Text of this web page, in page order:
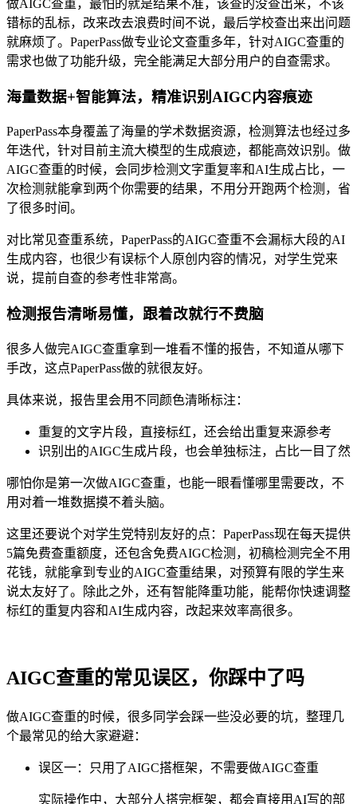
做AIGC查重，最怕的就是结果不准，该查的没查出来，不该
错标的乱标，改来改去浪费时间不说，最后学校查出来出问题
就麻烦了。PaperPass做专业论文查重多年，针对AIGC查重的
需求也做了功能升级，完全能满足大部分用户的自查需求。
海量数据+智能算法，精准识别AIGC内容痕迹
PaperPass本身覆盖了海量的学术数据资源，检测算法也经过多
年迭代，针对目前主流大模型的生成痕迹，都能高效识别。做
AIGC查重的时候，会同步检测文字重复率和AI生成占比，一
次检测就能拿到两个你需要的结果，不用分开跑两个检测，省
了很多时间。
对比常见查重系统，PaperPass的AIGC查重不会漏标大段的AI
生成内容，也很少有误标个人原创内容的情况，对学生党来
说，提前自查的参考性非常高。
检测报告清晰易懂，跟着改就行不费脑
很多人做完AIGC查重拿到一堆看不懂的报告，不知道从哪下
手改，这点PaperPass做的就很友好。
具体来说，报告里会用不同颜色清晰标注：
重复的文字片段，直接标红，还会给出重复来源参考
识别出的AIGC生成片段，也会单独标注，占比一目了然
哪怕你是第一次做AIGC查重，也能一眼看懂哪里需要改，不
用对着一堆数据摸不着头脑。
这里还要说个对学生党特别友好的点：PaperPass现在每天提供
5篇免费查重额度，还包含免费AIGC检测，初稿检测完全不用
花钱，就能拿到专业的AIGC查重结果，对预算有限的学生来
说太友好了。除此之外，还有智能降重功能，能帮你快速调整
标红的重复内容和AI生成内容，改起来效率高很多。
AIGC查重的常见误区，你踩中了吗
做AIGC查重的时候，很多同学会踩一些没必要的坑，整理几
个最常见的给大家避避：
误区一：只用了AIGC搭框架，不需要做AIGC查重
实际操作中，大部分人搭完框架，都会直接用AI写的部